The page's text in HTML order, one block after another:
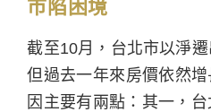
市陷困境
截至10月，台北市以淨
但過去一年來房價依然
因主要有兩點：其一，